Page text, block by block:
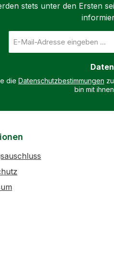
stets unter den Ersten
Mail-
die Datenschutzbestimmungen
bin mit